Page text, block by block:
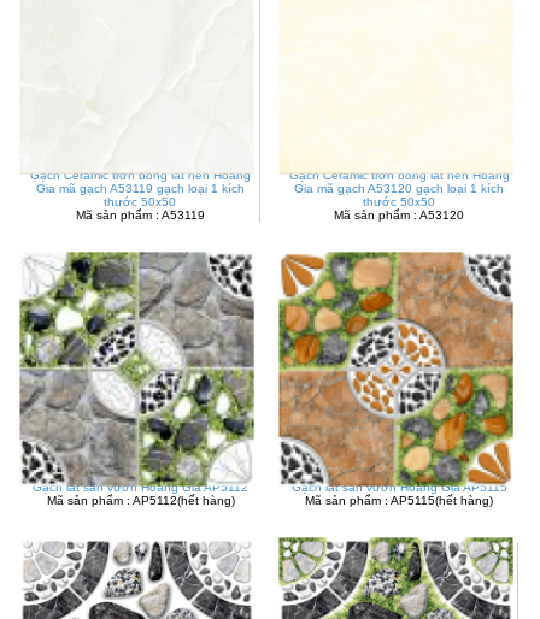
Gạch Ceramic trơn bóng lát nền Hoàng
Gia mã gạch A53119 gạch loại 1 kích
thước 50x50
Mã sản phẩm : A53119
Gạch Ceramic trơn bóng lát nền Hoàng
Gia mã gạch A53120 gạch loại 1 kích
thước 50x50
Mã sản phẩm : A53120
Gạch lát sân vườn Hoàng Gia AP5112
Mã sản phẩm : AP5112(hết hàng)
Gạch lát sân vườn Hoàng Gia AP5115
Mã sản phẩm : AP5115(hết hàng)